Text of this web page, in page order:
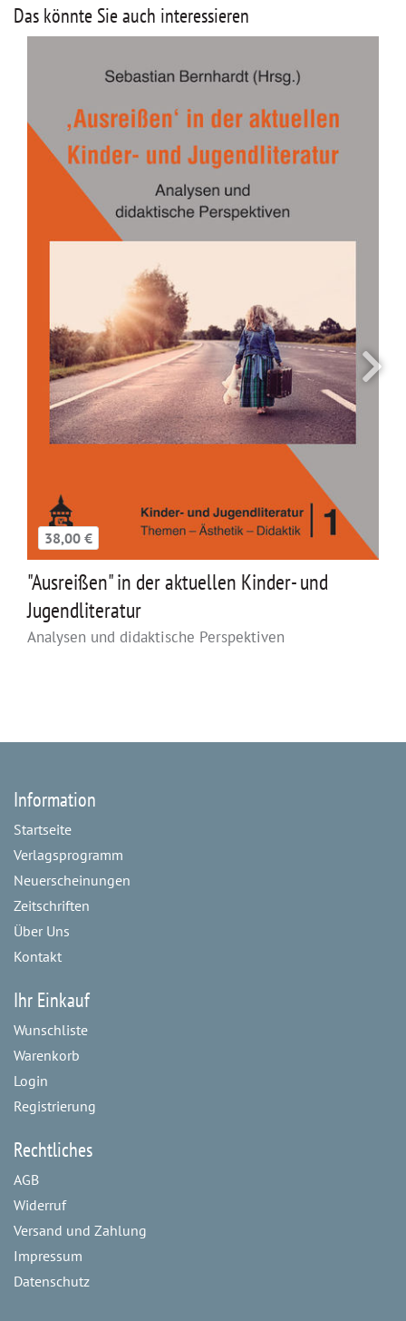
Das könnte Sie auch interessieren
38,00 €
"Ausreißen" in der aktuellen Kinder- und
Jugendliteratur
Analysen und didaktische Perspektiven
Information
Startseite
Verlagsprogramm
Neuerscheinungen
Zeitschriften
Über Uns
Kontakt
Ihr Einkauf
Wunschliste
Warenkorb
Login
Registrierung
Rechtliches
AGB
Widerruf
Versand und Zahlung
Impressum
Datenschutz